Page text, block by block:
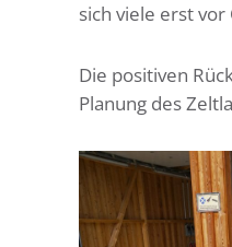
sich viele erst
Die positiven
Planung des